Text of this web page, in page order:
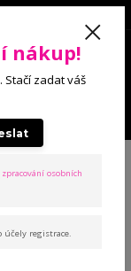
0 Kč
do
nákup!
Stačí zadat váš
osobních
účely registrace.